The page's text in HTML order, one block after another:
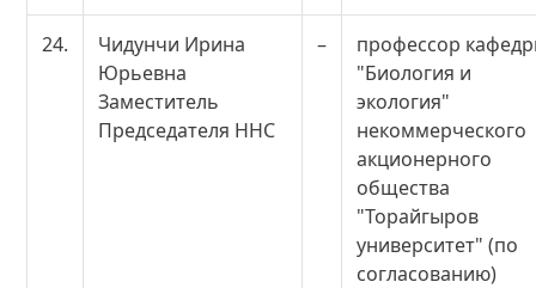
24.
Чидунчи Ирина
Юрьевна
Заместитель
Председателя ННС
–
профессор
"Биология и
экология"
некоммерческого
акционерного
общества
"Торайгыров
университет" (по
согласованию)